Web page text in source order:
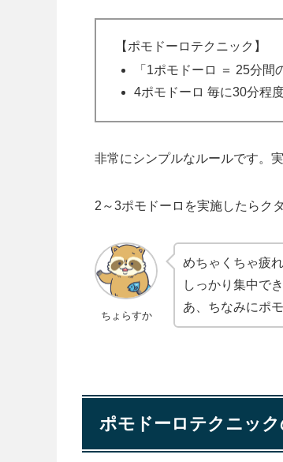
【ポモドーロテクニック】
「1ポモドーロ ＝ 25分
4ポモドーロ 毎に30分程
非常にシンプルなルールです。
2～3ポモドーロを実施したらク
ちょらすか
めちゃくちゃ疲
しっかり集中で
あ、ちなみにポ
ポモドーロテクニック